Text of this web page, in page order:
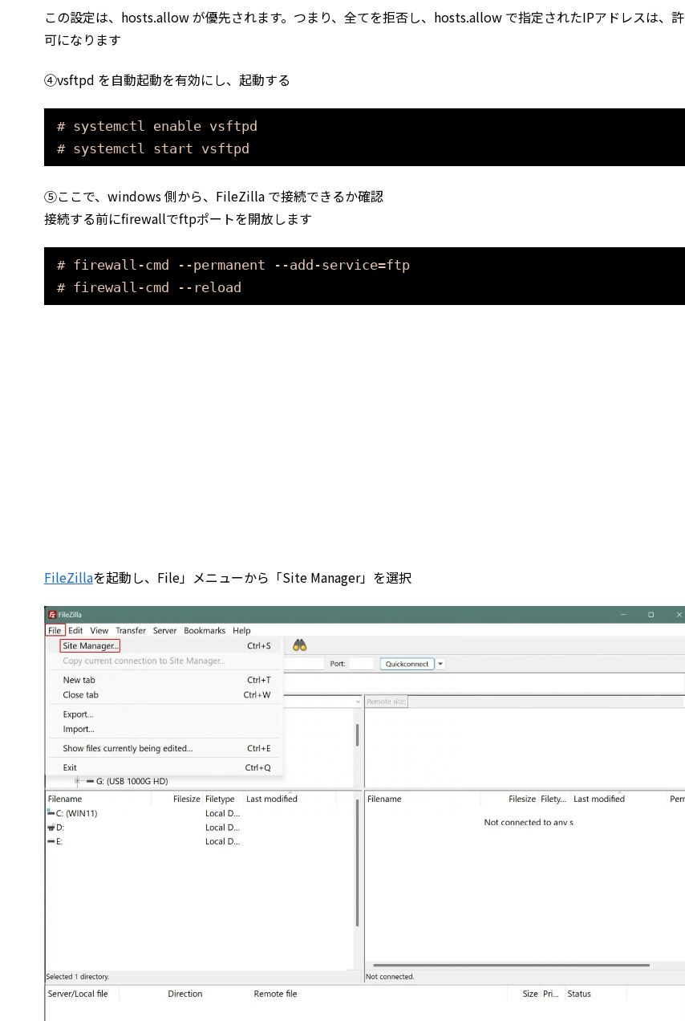
この設定は、hosts.allow が優先されます。つまり、全てを拒否し、hosts.allow で指定されたIPアドレスは、許
可になります
④vsftpd を自動起動を有効にし、起動する
# systemctl enable vsftpd
# systemctl start vsftpd
⑤ここで、windows 側から、FileZilla で接続できるか確認
接続する前にfirewallでftpポートを開放します
# firewall-cmd --permanent --add-service=ftp
# firewall-cmd --reload
FileZillaを起動し、File」メニューから「Site Manager」を選択